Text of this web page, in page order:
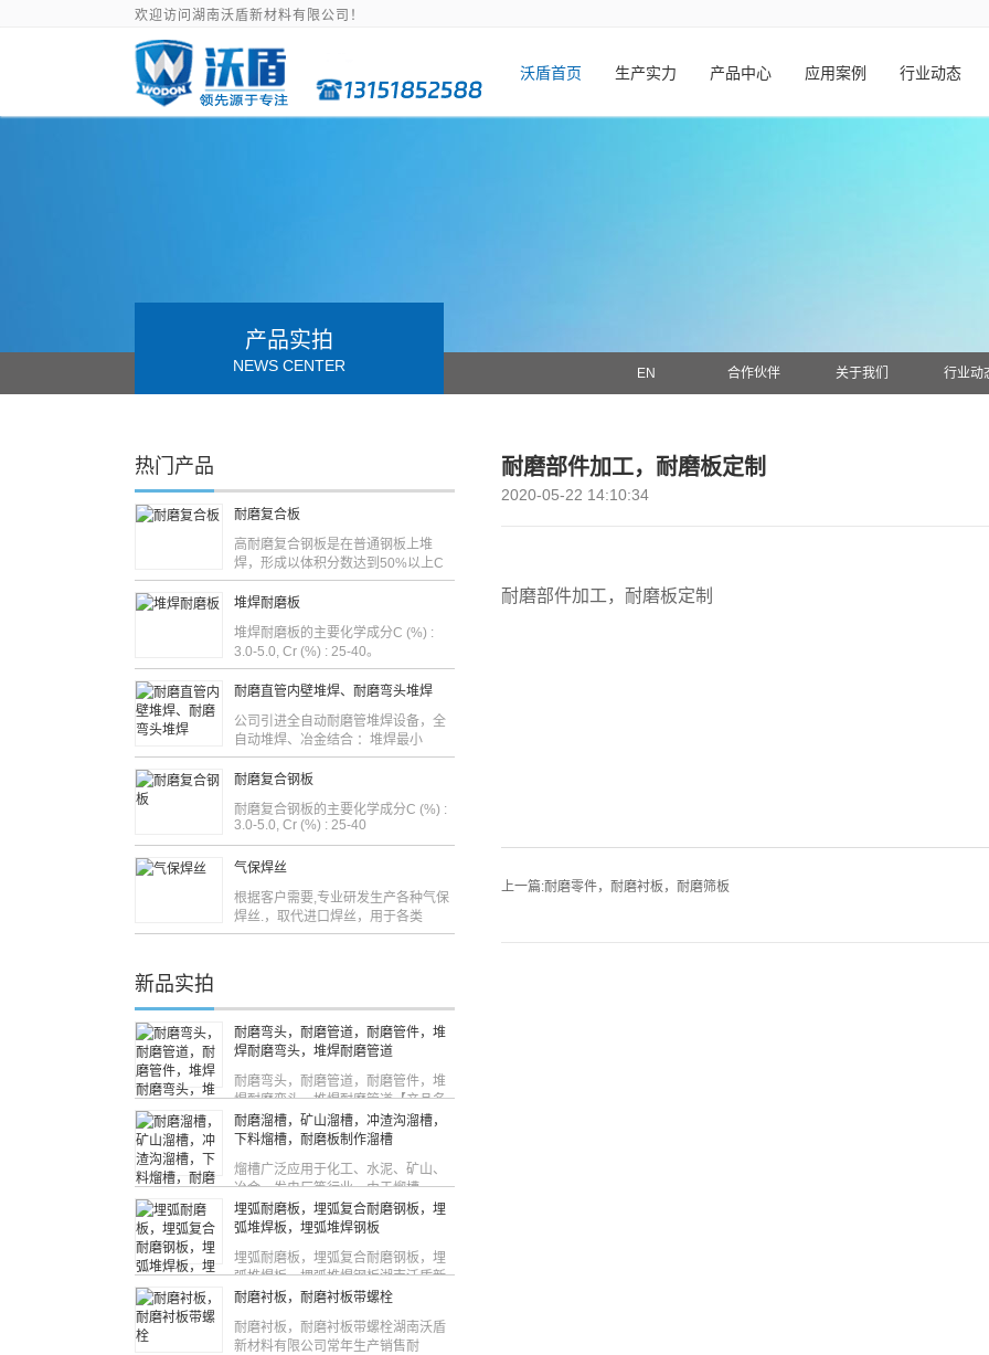
欢迎访问湖南沃盾新材料有限公司！
沃盾首页 生产实力 产品中心 应用案例 行业动态
行业动
关于我们
合作伙伴
EN
产品实拍
NEWS CENTER
热门产品
耐磨复合板
高耐磨复合钢板是在普通钢板上堆
焊，形成以体积分数达到50%以上C
堆焊耐磨板
堆焊耐磨板的主要化学成分C (%) :
3.0-5.0, Cr (%) : 25-40。
耐磨直管内壁堆焊、耐磨弯头堆焊
公司引进全自动耐磨管堆焊设备，全
自动堆焊、冶金结合 ：堆焊最小
耐磨复合钢板
耐磨复合钢板的主要化学成分C (%) :
3.0-5.0, Cr (%) : 25-40
气保焊丝
根据客户需要,专业研发生产各种气保
焊丝.，取代进口焊丝，用于各类
新品实拍
耐磨弯头，耐磨管道，耐磨管件，堆
焊耐磨弯头，堆焊耐磨管道
耐磨弯头，耐磨管道，耐磨管件，堆
焊耐磨弯头，堆焊耐磨管道【产品名
称
耐磨溜槽，矿山溜槽，冲渣沟溜槽，
下料熘槽，耐磨板制作溜槽
熘槽广泛应用于化工、水泥、矿山、
冶金、发电厂等行业，由于熘槽
埋弧耐磨板，埋弧复合耐磨钢板，埋
弧堆焊板，埋弧堆焊钢板
埋弧耐磨板，埋弧复合耐磨钢板，埋
弧堆焊板，埋弧堆焊钢板湖南沃盾新
耐磨衬板，耐磨衬板带螺栓
耐磨衬板，耐磨衬板带螺栓湖南沃盾
新材料有限公司常年生产销售耐
耐磨部件加工，耐磨板定制
2020-05-22 14:10:34
耐磨部件加工，耐磨板定制
上一篇:耐磨零件，耐磨衬板，耐磨筛板